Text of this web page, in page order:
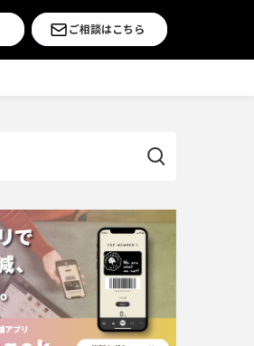
ご相談はこちら